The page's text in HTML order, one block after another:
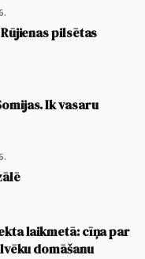
pilsētas
Ik vasaru
laikmetā: cīņa par
domāšanu